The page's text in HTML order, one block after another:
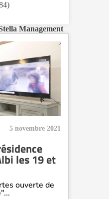
Management
5 novembre 2021
les 19 et
ouverte de